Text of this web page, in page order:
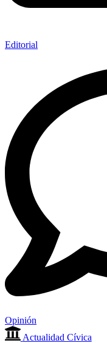
Editorial
Opinión
Actualidad Cívica